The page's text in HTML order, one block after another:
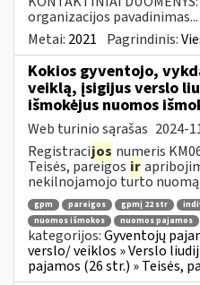
organizacijos pavadinimas...
Metai: 2021 Pagrindinis:
Kokios gyventojo,
veiklą, įsigijus verslo
išmokėjus nuomos
Web turinio sąrašas 2024-
Registracijos numeris
Teisės, pareigos ir
nekilnojamojo turto nuomą
gpm pareigos gpmį 22 str
nuomos išmokos
nuomos pajamos
kategorijos:Gyventojų
verslo/ veiklos » Verslo
pajamos (26 str.) » Teisės,